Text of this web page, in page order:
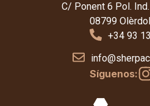
C/ Ponent 6 Pol.
08799
+34 93
Síguenos: